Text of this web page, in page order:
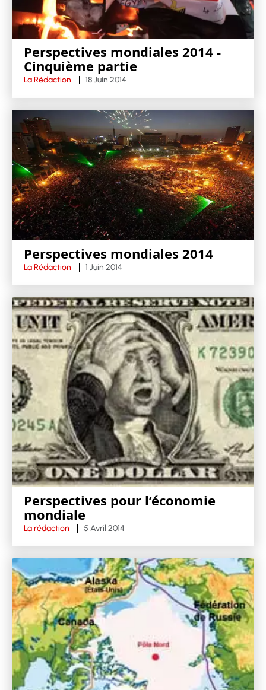
Perspectives mondiales 2014 -
Cinquième partie
La Rédaction 18 Juin 2014
Perspectives mondiales 2014
La Rédaction 1 Juin 2014
Perspectives pour l’économie
mondiale
La rédaction 5 Avril 2014